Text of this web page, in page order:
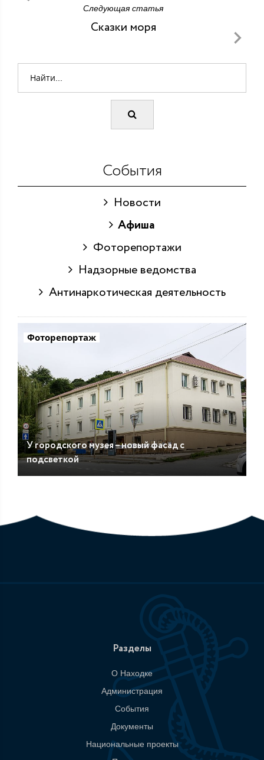
Следующая статья
Сказки моря
События
Новости
Афиша
Фоторепортажи
Надзорные ведомства
Антинаркотическая деятельность
Фоторепортаж
У городского музея – новый фасад с
подсветкой
Разделы
О Находке
Администрация
События
Документы
Национальные проекты